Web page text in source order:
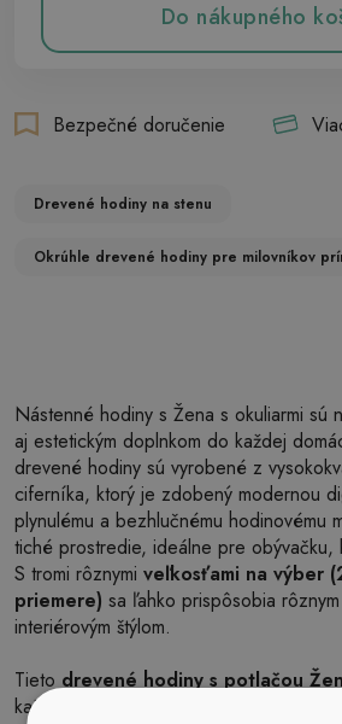
Do nákupného
Bezpečné doručenie
Drevené hodiny na stenu
Okrúhle drevené hodiny pre milovníkov
Nástenné hodiny s Žena s okuliarmi sú
aj estetickým doplnkom do každej
drevené hodiny sú vyrobené z
ciferníka, ktorý je zdobený modernou
plynulému a bezhlučnému hodinovému
tiché prostredie, ideálne pre obývačku,
S tromi rôznymi veľkosťami na výber
priemere) sa ľahko prispôsobia
interiérovým štýlom.
Tieto drevené hodiny s potlačou
každej stene jedinečný charakter a